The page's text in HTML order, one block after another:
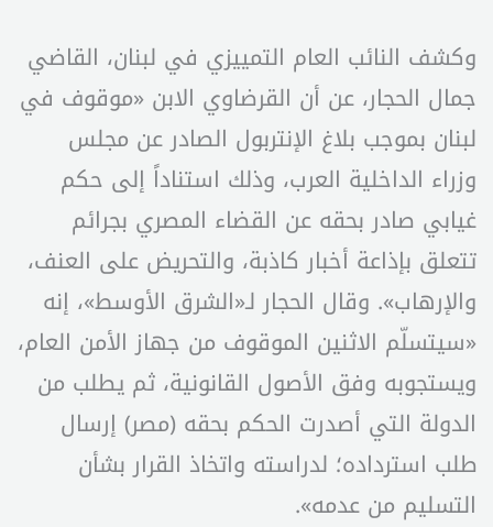
وكشف النائب العام التمييزي في لبنان، القاضي
جمال الحجار، عن أن القرضاوي الابن «موقوف في
لبنان بموجب بلاغ الإنتربول الصادر عن مجلس
وزراء الداخلية العرب، وذلك استناداً إلى حكم
غيابي صادر بحقه عن القضاء المصري بجرائم
تتعلق بإذاعة أخبار كاذبة، والتحريض على العنف،
والإرهاب». وقال الحجار لـ«الشرق الأوسط»، إنه
«سيتسلّم الاثنين الموقوف من جهاز الأمن العام،
ويستجوبه وفق الأصول القانونية، ثم يطلب من
الدولة التي أصدرت الحكم بحقه (مصر) إرسال
طلب استرداده؛ لدراسته واتخاذ القرار بشأن
التسليم من عدمه».